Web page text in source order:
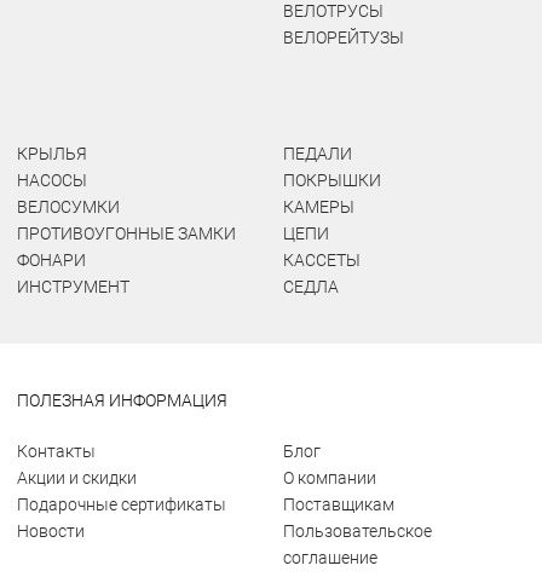
ВЕЛОТРУСЫ
ВЕЛОРЕЙТУЗЫ
КРЫЛЬЯ
НАСОСЫ
ВЕЛОСУМКИ
ПРОТИВОУГОННЫЕ ЗАМКИ
ФОНАРИ
ИНСТРУМЕНТ
ПЕДАЛИ
ПОКРЫШКИ
КАМЕРЫ
ЦЕПИ
КАССЕТЫ
СЕДЛА
ПОЛЕЗНАЯ ИНФОРМАЦИЯ
Контакты
Акции и скидки
Подарочные сертификаты
Новости
Блог
О компании
Поставщикам
Пользовательское
соглашение